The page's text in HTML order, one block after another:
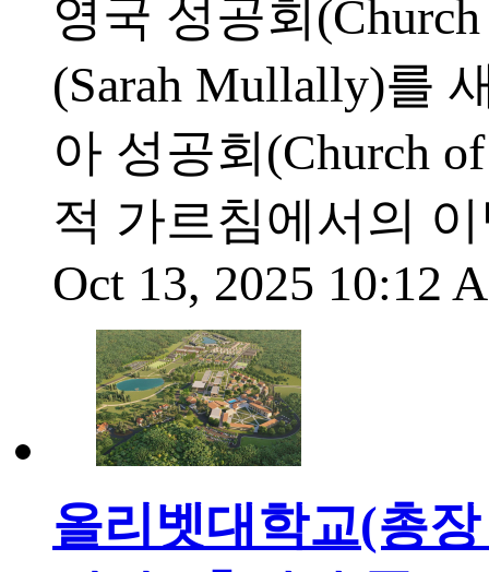
영국 성공회
(Sarah Mullally)를
아 성공회(Church
적 가르침에서의
Oct 13, 2025 10:12
올리벳대학교(총